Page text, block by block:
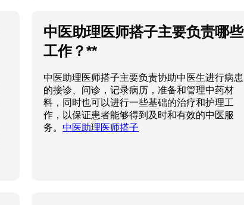
中医助理医师搭子主要负责哪些
工作？**
中医助理医师搭子主要负责协助中医生进行病患
的接诊、问诊，记录病历，准备和管理中药材
料，同时也可以进行一些基础的治疗和护理工
作，以保证患者能够得到及时和有效的中医服
务。中医助理医师搭子